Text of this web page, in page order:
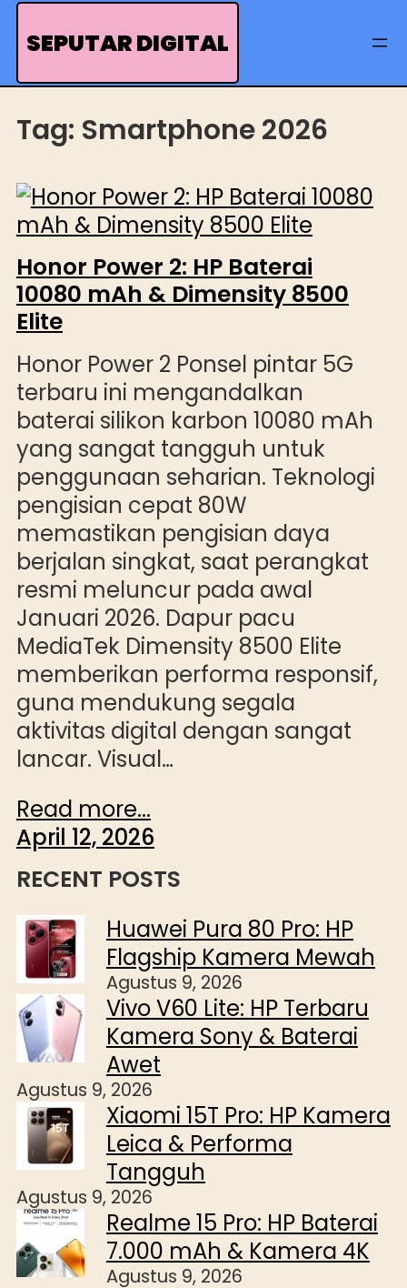
Skip
SEPUTAR DIGITAL
Tag: Smartphone 2026
Honor Power 2: HP Baterai
10080 mAh & Dimensity 8500
Elite
Honor Power 2 Ponsel pintar 5G
terbaru ini mengandalkan
baterai silikon karbon 10080 mAh
yang sangat tangguh untuk
penggunaan seharian. Teknologi
pengisian cepat 80W
memastikan pengisian daya
berjalan singkat, saat perangkat
resmi meluncur pada awal
Januari 2026. Dapur pacu
MediaTek Dimensity 8500 Elite
memberikan performa responsif,
guna mendukung segala
aktivitas digital dengan sangat
lancar. Visual…
Read more...
April 12, 2026
RECENT POSTS
Huawei Pura 80 Pro: HP
Flagship Kamera Mewah
Agustus 9, 2026
Vivo V60 Lite: HP Terbaru
Kamera Sony & Baterai
Awet
Agustus 9, 2026
Xiaomi 15T Pro: HP Kamera
Leica & Performa
Tangguh
Agustus 9, 2026
Realme 15 Pro: HP Baterai
7.000 mAh & Kamera 4K
Agustus 9, 2026